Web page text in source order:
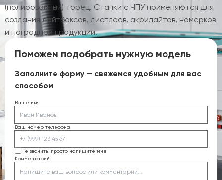
(полированный) торец. Станки с ЧПУ применяются для
создания лайтбоксов, дисплеев, акрилайтов, номерков
и наградной продукции.
Поможем подобрать нужную модель
Заполните форму — свяжемся удобным для вас
способом
Ваше имя
Ваш номер телефона
Не звонить, просто напишите мне
Комментарий